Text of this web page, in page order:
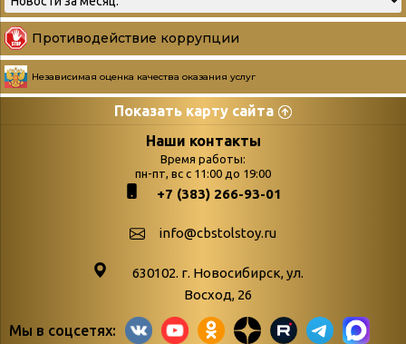
Противодействие коррупции
Независимая оценка качества оказания услуг
Показать карту сайта
Страницы
podvedenie-itogov-festivalya-
paskhalnaya-palitra
Библионочь – как ярмарка точь-в-
поступлений
Война. Народ.
живые»
Наши контакты
Время работы:
пн-пт, вс с 11:00 до 19:00
+7 (383) 266-93-01
info@cbstolstoy.ru
630102. г. Новосибирск, ул.
Восход, 26
Мы в соцсетях: